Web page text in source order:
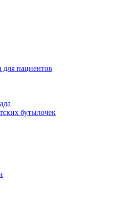
пациентов
бутылочек